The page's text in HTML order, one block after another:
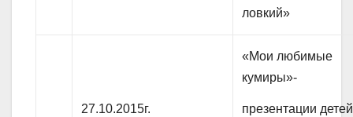
ловкий»
27.10.2015г.
«Мои любимые
кумиры»-
презентации